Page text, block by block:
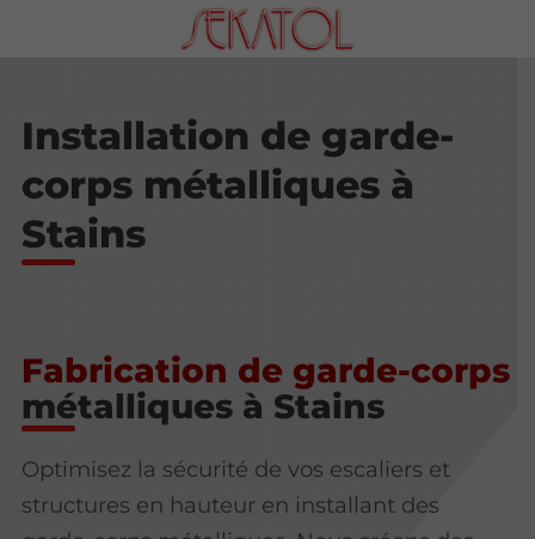
Installation de garde-
corps métalliques à
Stains
Fabrication de garde-corps
métalliques à Stains
Optimisez la sécurité de vos escaliers et
structures en hauteur en installant des